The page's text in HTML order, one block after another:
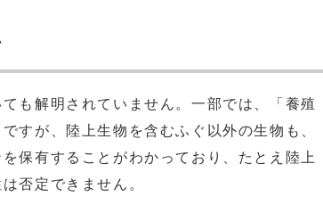
も解明されていません。一部では、「養殖
すが、陸上生物を含むふぐ以外の生物も、
保有することがわかっており、たとえ陸上
否定できません。